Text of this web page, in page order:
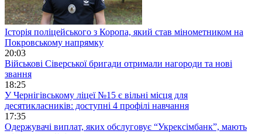
Історія поліцейського з Коропа, який став мінометником на
Покровському напрямку
20:03
Військові Сіверської бригади отримали нагороди та нові
звання
18:25
У Чернігівському ліцеї №15 є вільні місця для
десятикласників: доступні 4 профілі навчання
17:35
Одержувачі виплат, яких обслуговує “Укрексімбанк”, мають